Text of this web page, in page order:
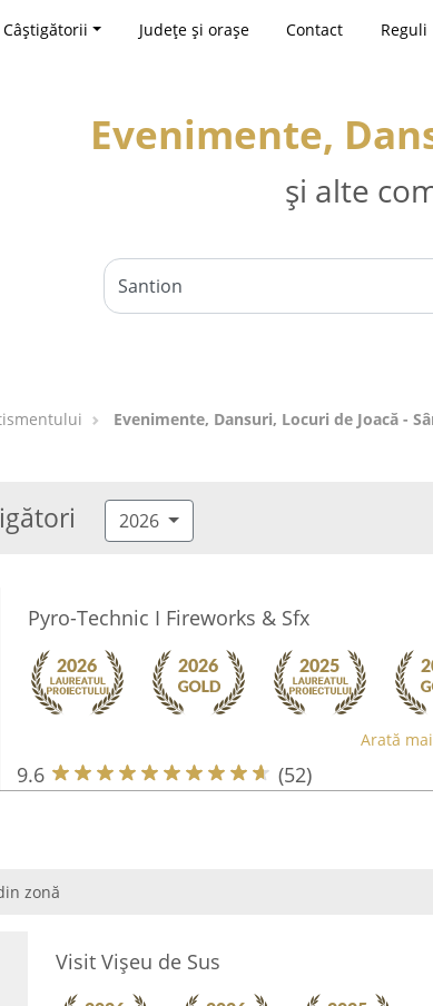
Câștigătorii Județe și orașe Contact Reguli
Evenimente,
și alte
Evenimente, Dansuri, Locuri de Joacă -
2026
Pyro-Technic I Fireworks & Sfx
Arată
9.6 (52)
zonă
Visit Vișeu de Sus